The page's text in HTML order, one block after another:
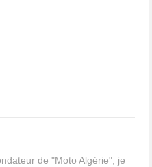
de "Moto Algérie", je